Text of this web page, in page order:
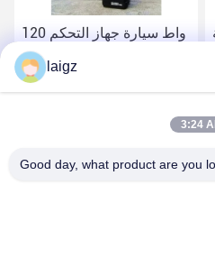
120 واط سيارة جهاز التحكم
عن بعد جهاز تشويش ، 100M
عالية تشويش موبايل المدى
laigz
3:24
Good day, what product are you